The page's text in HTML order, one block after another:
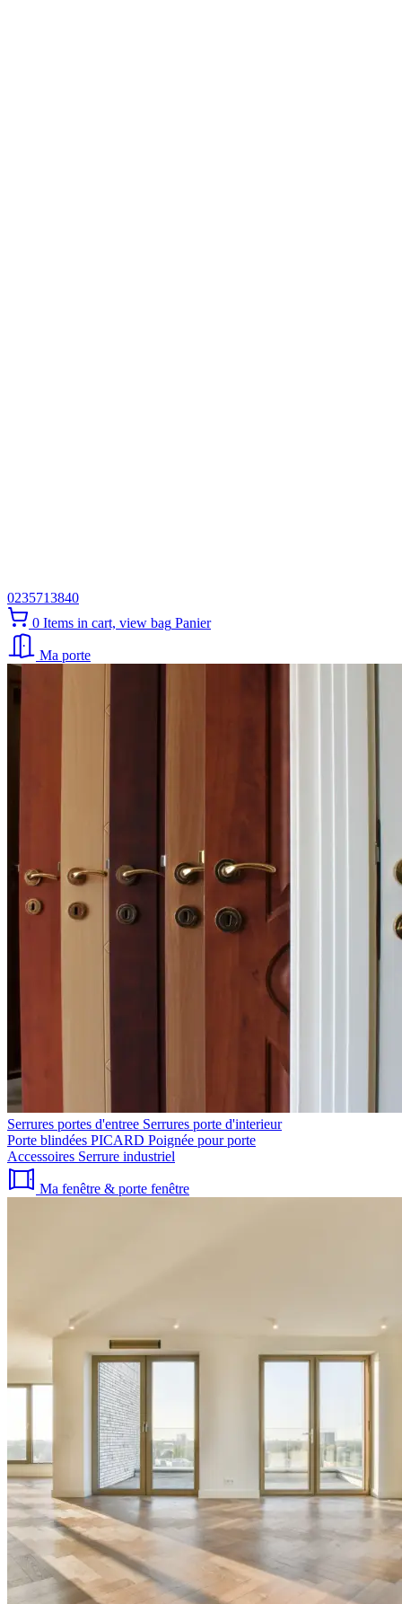
0235713840
0 Items in cart, view bag Panier
Ma porte
Serrures portes d'entree Serrures porte d'interieur
Porte blindées PICARD Poignée pour porte
Accessoires Serrure industriel
Ma fenêtre & porte fenêtre